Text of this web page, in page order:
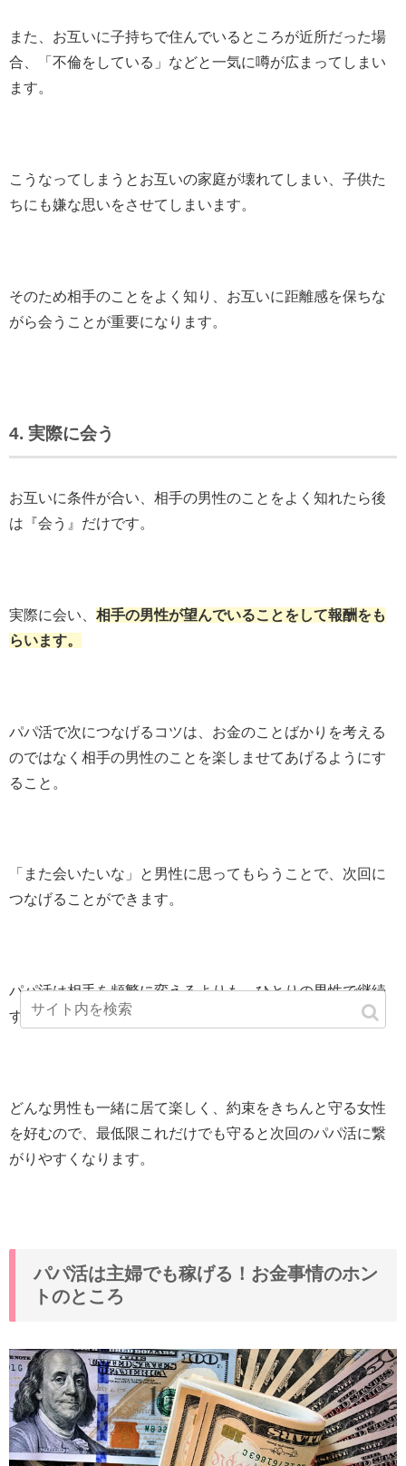
また、お互いに子持ちで住んでいるところが近所だった場
合、「不倫をしている」などと一気に噂が広まってしまい
ます。
こうなってしまうとお互いの家庭が壊れてしまい、子供た
ちにも嫌な思いをさせてしまいます。
そのため相手のことをよく知り、お互いに距離感を保ちな
がら会うことが重要になります。
4. 実際に会う
お互いに条件が合い、相手の男性のことをよく知れたら後
は『会う』だけです。
実際に会い、 相手の男性が望んでいることをして報酬をも
らいます。
パパ活で次につなげるコツは、お金のことばかりを考える
のではなく相手の男性のことを楽しませてあげるようにす
ること。
「また会いたいな」と男性に思ってもらうことで、次回に
つなげることができます。
パパ活は相手を頻繁に変えるよりも、ひとりの男性で継続
する方が断然楽です。
どんな男性も一緒に居て楽しく、約束をきちんと守る女性
を好むので、最低限これだけでも守ると次回のパパ活に繋
がりやすくなります。
パパ活は主婦でも稼げる！お金事情のホン
トのところ